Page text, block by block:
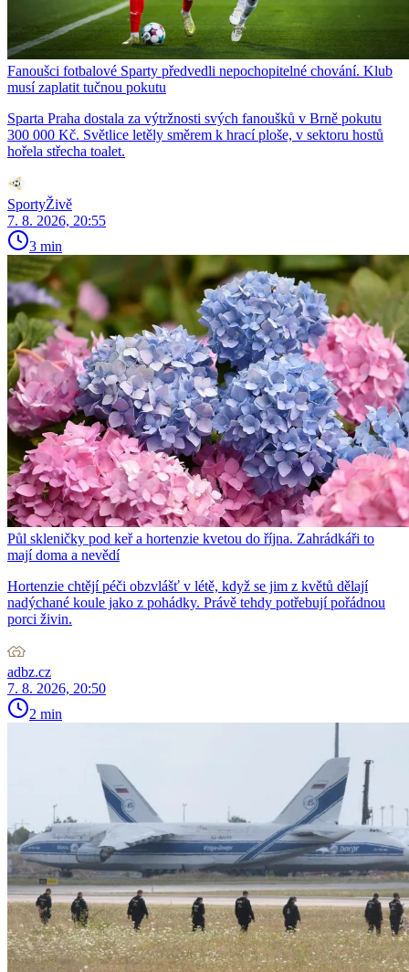
Fanoušci fotbalové Sparty předvedli nepochopitelné chování. Klub
musí zaplatit tučnou pokutu
Sparta Praha dostala za výtržnosti svých fanoušků v Brně pokutu
300 000 Kč. Světlice letěly směrem k hrací ploše, v sektoru hostů
hořela střecha toalet.
SportyŽivě
7. 8. 2026, 20:55
3 min
Půl skleničky pod keř a hortenzie kvetou do října. Zahrádkáři to
mají doma a nevědí
Hortenzie chtějí péči obzvlášť v létě, když se jim z květů dělají
nadýchané koule jako z pohádky. Právě tehdy potřebují pořádnou
porci živin.
adbz.cz
7. 8. 2026, 20:50
2 min